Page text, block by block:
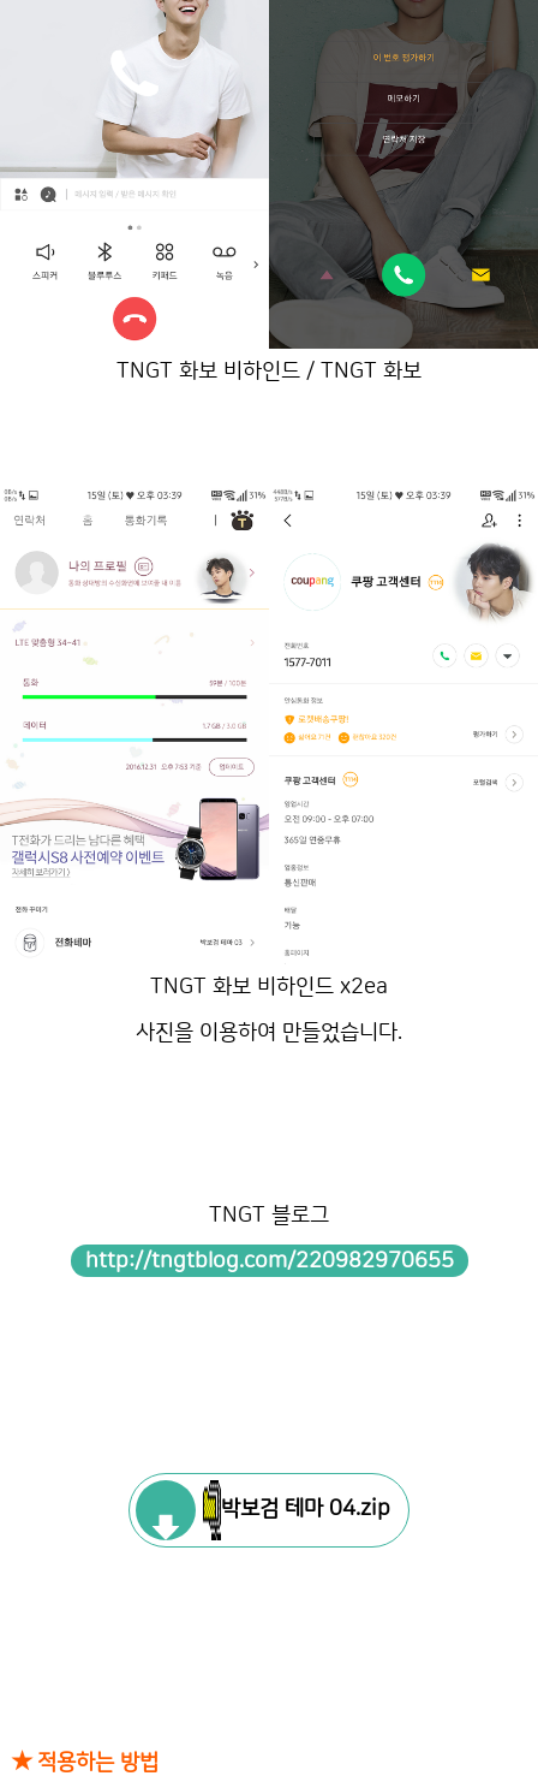
TNGT 화보 비하인드 / TNGT 화보
TNGT 화보 비하인드 x2ea
사진을 이용하여 만들었습니다.
TNGT 블로그
http://tngtblog.com/220982970655
박보검 테마 04.zip
★ 적용하는 방법